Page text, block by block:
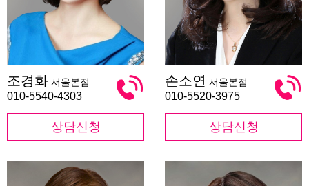
경
화
조경화 서울본점
010-5540-4303
상담신청
소
연
손소연 서울본점
010-5520-3975
상담신청